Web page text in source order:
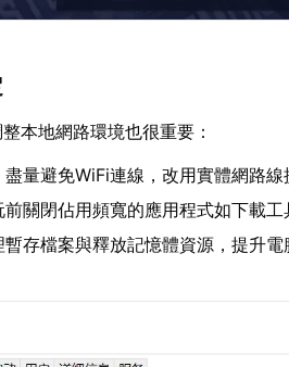
本地網路環境也很重要：
盡量避免WiFi連線，改用實體網路
前關閉佔用頻寬的應用程式如下載
暫存檔案與釋放記憶體資源，提升